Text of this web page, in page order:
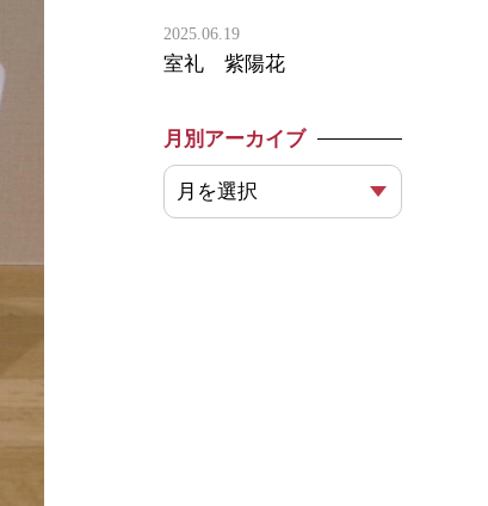
2025.06.19
室礼 紫陽花
月別アーカイブ